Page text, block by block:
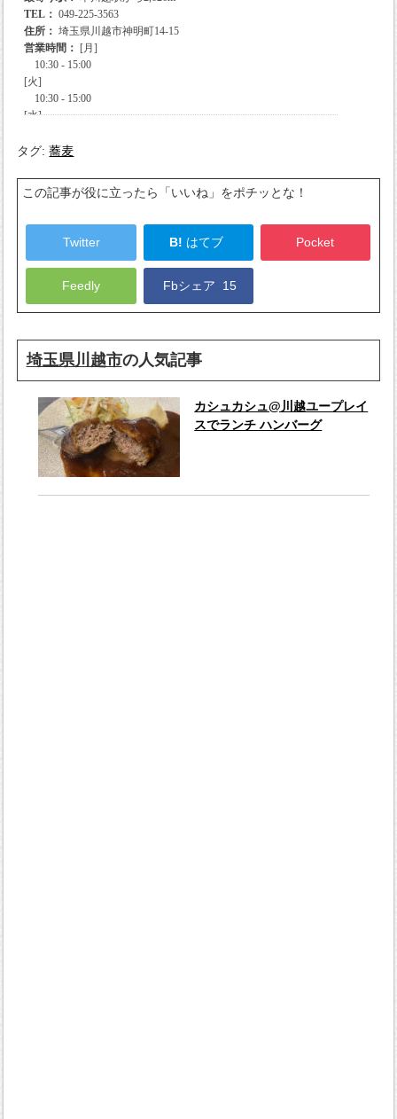
タグ:蕎麦
この記事が役に立ったら「いいね」をポチッとな！
Twitter B! はてブ Pocket
Feedly Fbシェア 15
埼玉県川越市の人気記事
カシュカシュ@川越ユープレイ
スでランチ ハンバーグ